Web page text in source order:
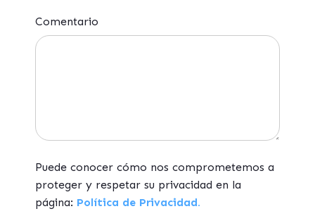
Comentario
Puede conocer cómo nos comprometemos a
proteger y respetar su privacidad en la
página: Política de Privacidad.